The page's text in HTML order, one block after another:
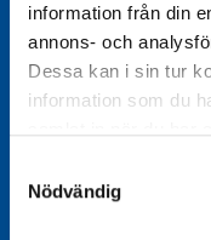
information från din
annons- och
Dessa kan i sin tur
information som du
Nödvändig